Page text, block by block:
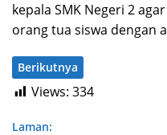
kepala SMK Negeri 2
orang tua siswa dengan
Berikutnya
Views: 334
Laman: